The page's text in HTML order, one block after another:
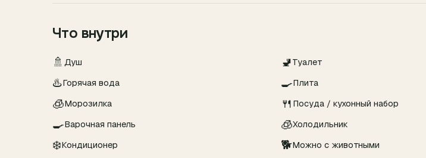
Что внутри
🚿 Душ 🚽Туалет
♨️Горячая вода 🍳Плита
🧊Морозилка 🍴 Посуда / кухонный набор
🍳Варочная панель 🧊Холодильник
❄️Кондиционер 🐕Можно с животными